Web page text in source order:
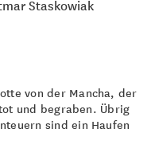
von der Mancha, der
und begraben. Übrig
sind ein Haufen
Staskowiak